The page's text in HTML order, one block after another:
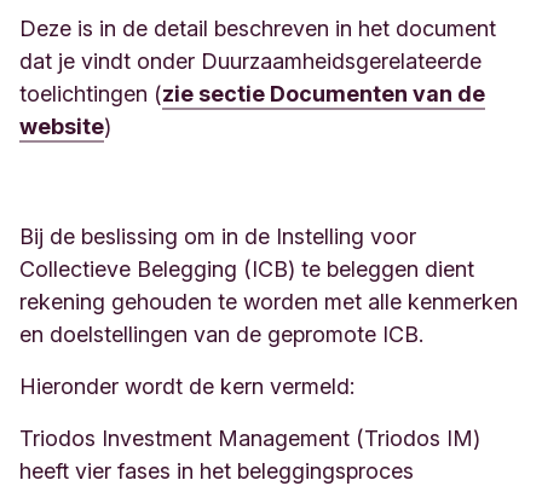
Deze is in de detail beschreven in het document
dat je vindt onder Duurzaamheidsgerelateerde
toelichtingen (zie sectie Documenten van de
website)
Bij de beslissing om in de Instelling voor
Collectieve Belegging (ICB) te beleggen dient
rekening gehouden te worden met alle kenmerken
en doelstellingen van de gepromote ICB.
Hieronder wordt de kern vermeld:
Triodos Investment Management (Triodos IM)
heeft vier fases in het beleggingsproces